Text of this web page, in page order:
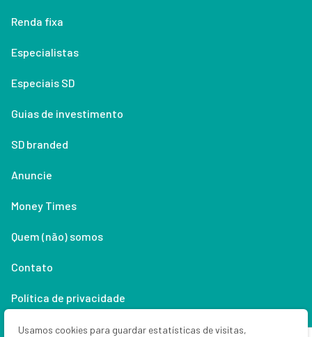
Renda fixa
Especialistas
Especiais SD
Guias de investimento
SD branded
Anuncie
Money Times
Quem (não) somos
Contato
Política de privacidade
Lifestyle
Usamos cookies para guardar estatísticas de visitas,